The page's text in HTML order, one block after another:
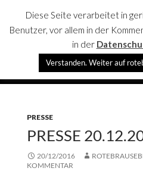
rotebrauseblogger
SPRINGE
PRESSE
PRESSE
20/12/2016
KOMMENTAR
Diese Seite verarbeitet in
Benutzer, vor allem in der
in der
Verstanden. Weiter auf